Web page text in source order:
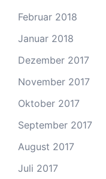
Februar 2018
Januar 2018
Dezember 2017
November 2017
Oktober 2017
September 2017
August 2017
Juli 2017